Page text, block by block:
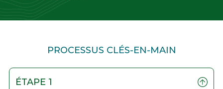
PROCESSUS CLÉS-EN-MAIN
ÉTAPE 1